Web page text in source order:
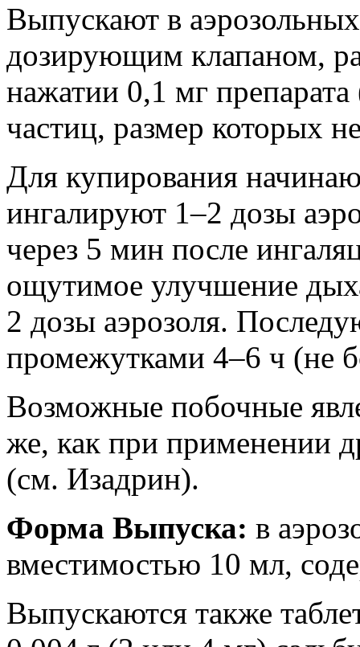
Выпускают в
дозирующим клапаном,
нажатии 0,1 мг
частиц, размер которых
Для купирования
ингалируют 1–2 дозы
через 5 мин после
ощутимое улучшение
2 дозы аэрозоля.
промежутками 4–6 ч (не
Возможные побочные
же, как при применении
(см. Изадрин).
Форма Выпуска: в
вместимостью 10 мл,
Выпускаются также